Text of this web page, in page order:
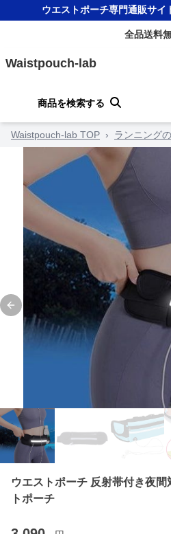
ウエストポーチ専門通販サイ
全品送料
Waistpouch-lab
商品を検索する
Waistpouch-lab TOP › ランニング
Previous slide
ウエストポーチ 反射帯付き夜
トポーチ